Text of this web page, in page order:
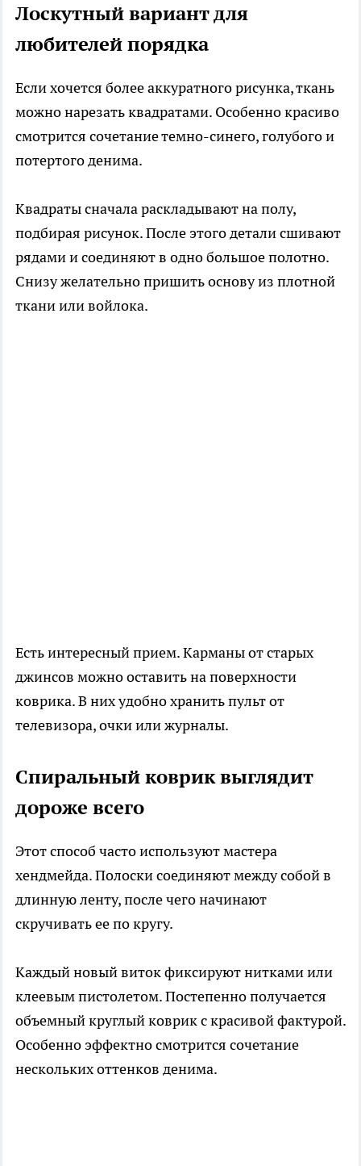
Лоскутный вариант для
любителей порядка
Если хочется более аккуратного рисунка, ткань
можно нарезать квадратами. Особенно красиво
смотрится сочетание темно-синего, голубого и
потертого денима.
Квадраты сначала раскладывают на полу,
подбирая рисунок. После этого детали сшивают
рядами и соединяют в одно большое полотно.
Снизу желательно пришить основу из плотной
ткани или войлока.
Есть интересный прием. Карманы от старых
джинсов можно оставить на поверхности
коврика. В них удобно хранить пульт от
телевизора, очки или журналы.
Спиральный коврик выглядит
дороже всего
Этот способ часто используют мастера
хендмейда. Полоски соединяют между собой в
длинную ленту, после чего начинают
скручивать ее по кругу.
Каждый новый виток фиксируют нитками или
клеевым пистолетом. Постепенно получается
объемный круглый коврик с красивой фактурой.
Особенно эффектно смотрится сочетание
нескольких оттенков денима.